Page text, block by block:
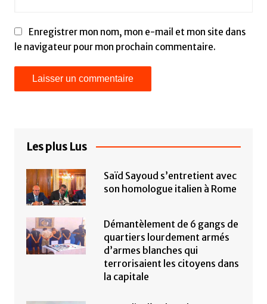
Enregistrer mon nom, mon e-mail et mon site dans
le navigateur pour mon prochain commentaire.
Les plus Lus
Saïd Sayoud s’entretient avec
son homologue italien à Rome
Démantèlement de 6 gangs de
quartiers lourdement armés
d’armes blanches qui
terrorisaient les citoyens dans
la capitale